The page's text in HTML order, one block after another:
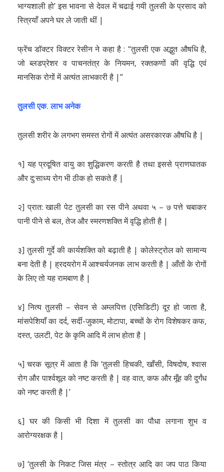
भाग्यशाली हो’ इस भावना से देवल में चढाई गयी तुलसी के प्रसाद को
स्त्रियाँ अपने घर ले जाती थीं |
फ्रेंच डॉक्टर विक्टर रेसीन ने कहा है : “तुलसी एक अद्भुत औषधि है,
जो ब्लडप्रेशर व पाचनतंत्र के नियमन, रक्तकणों की वृद्धि एवं
मानसिक रोगों में अत्यंत लाभकारी है |”
तुलसी एक. लाभ अनेक
तुलसी शरीर के लगभग समस्त रोगों में अत्यंत असरकारक औषधि है |
१] यह प्रदूषित वायु का शुद्धिकरण करती है तथा इससे प्राणघातक
और दु:साध्य रोग भी ठीक हो सकते हैं |
२] प्रात: खाली पेट तुलसी का रस पीने अथवा ५ – ७ पत्ते चबाकर
पानी पीने से बल, तेज और स्मरणशक्ति में वृद्धि होती है |
३] तुलसी गुर्दे की कार्यशक्ति को बढ़ाती है | कोलेस्ट्रोल को सामान्य
बना देती है | ह्रदयरोग में आश्चर्यजनक लाभ करती है | आँतों के रोगों
के लिए तो यह रामबाण है |
४] नित्य तुलसी – सेवन से अम्लपित्त (एसिडिटी) दूर हो जाता है,
मांसपेशियाँ का दर्द, सर्दी-जुकाम, मोटापा, बच्चों के रोग विशेषकर कफ,
दस्त, उलटी, पेट के कृमि आदि में लाभ होता है |
५] चरक सूत्र में आता है कि ‘तुलसी हिचकी, खाँसी, विषदोष, श्वास
रोग और पार्श्वशूल को नष्ट करती है | वह वात, कफ और मूँह की दुर्गंध
को नष्ट करती है |’
६] घर की किसी भी दिशा में तुलसी का पौधा लगाना शुभ व
आरोग्यरक्षक है |
७] ‘तुलसी के निकट जिस मंत्र – स्तोत्र आदि का जप पाठ किया